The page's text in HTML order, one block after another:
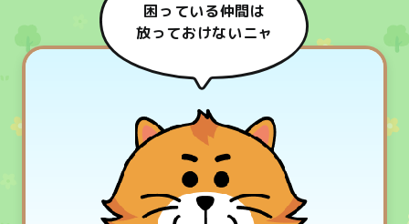
困っている仲間は
放っておけないニャ